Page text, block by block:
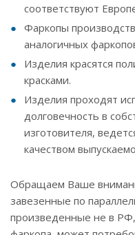
соответствуют
Фаркопы
аналогичных
Изделия красятся
красками.
Изделия проходят
долговечность в
изготовителя,
качеством
Обращаем Ваше
завезенные по
произведенные не в